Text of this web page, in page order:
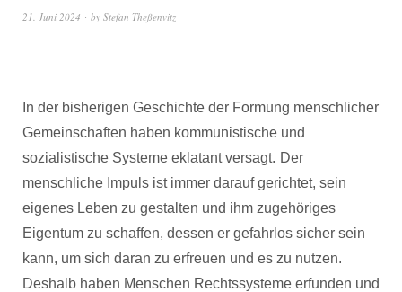
21. Juni 2024 by Stefan Theßenvitz
In der bisherigen Geschichte der Formung menschlicher
Gemeinschaften haben kommunistische und
sozialistische Systeme eklatant versagt. Der
menschliche Impuls ist immer darauf gerichtet, sein
eigenes Leben zu gestalten und ihm zugehöriges
Eigentum zu schaffen, dessen er gefahrlos sicher sein
kann, um sich daran zu erfreuen und es zu nutzen.
Deshalb haben Menschen Rechtssysteme erfunden und